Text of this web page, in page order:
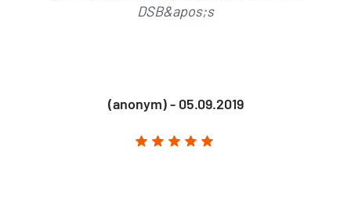
DSB&apos;s
(anonym) - 05.09.2019